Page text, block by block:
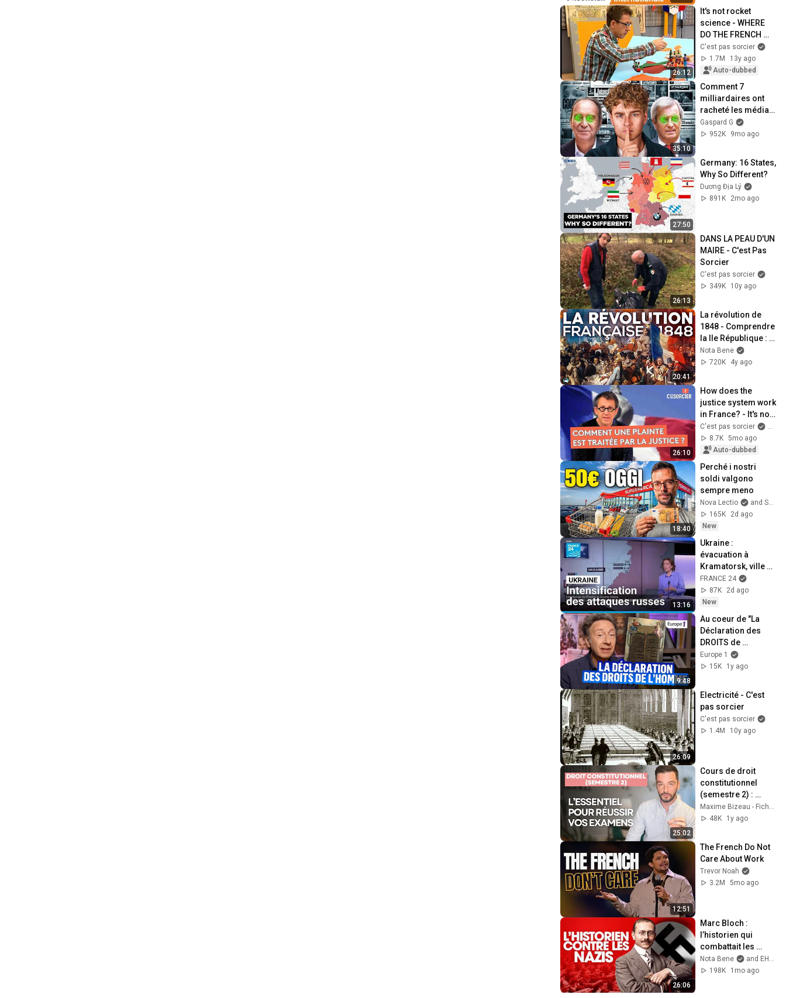
26:12
It's not rocket
science - WHERE
DO THE FRENCH
COME FROM?
C'est pas sorcier
1.7M
13y ago
Auto-dubbed
35:10
Comment 7
milliardaires ont
racheté les médias
en France
Gaspard G
952K
9mo ago
27:50
Germany: 16 States,
Why So Different?
Dương Địa Lý
891K
2mo ago
26:13
DANS LA PEAU D'UN
MAIRE - C'est Pas
Sorcier
C'est pas sorcier
349K
10y ago
20:41
La révolution de
1848 - Comprendre
la IIe République :
partie 1
Nota Bene
720K
4y ago
26:10
How does the
justice system work
in France? - It's not
rocket science
C'est pas sorcier
and
8.7K 5mo ago
Auto-dubbed
18:40
Perché i nostri
soldi valgono
sempre meno
Nova Lectio
and Scalable Capital Italia
165K
2d ago
New
13:16
Ukraine :
évacuation à
Kramatorsk, ville à
18km de la ligne de
contact avec la
Russie
FRANCE 24
87K
2d ago
New
9:48
Au coeur de "La
Déclaration des
DROITS de
l'HOMME et du
citoyen"
Europe 1
15K
1y ago
26:09
Electricité - C'est
pas sorcier
C'est pas sorcier
1.4M
10y ago
25:02
Cours de droit
constitutionnel
(semestre 2) :
l’essentiel de la
matière
48K
1y ago
12:51
The French Do Not
Care About Work
Trevor Noah
3.2M
5mo ago
26:06
Marc Bloch :
l’historien qui
combattait les
nazis
Nota Bene
and EHESS
198K
1mo ago